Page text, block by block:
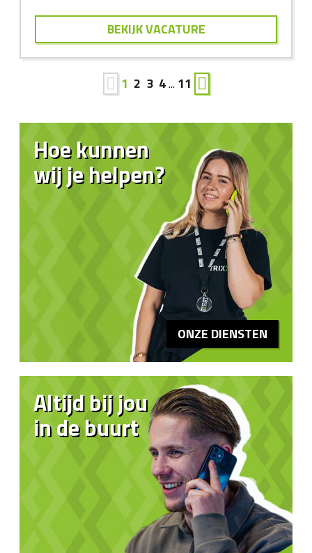
BEKIJK VACATURE
1 2 3 4... 11
Hoe kunnen
wij je helpen?
ONZE DIENSTEN
Altijd bij jou
in de buurt